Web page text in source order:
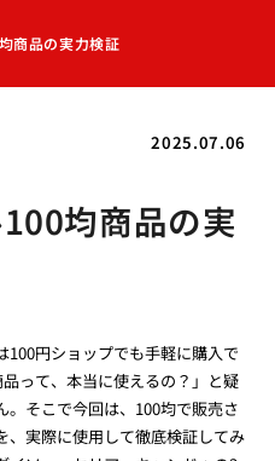
商品の実力検証
2025.07.06
均商品の実
円ショップでも手軽に購入で
って、本当に使えるの？」と疑
。そこで今回は、100均で販売さ
、実際に使用して徹底検証してみ